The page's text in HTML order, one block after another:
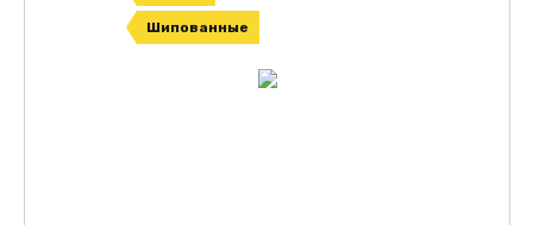
Шипованные